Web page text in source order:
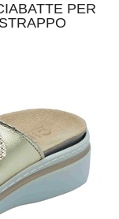
PER